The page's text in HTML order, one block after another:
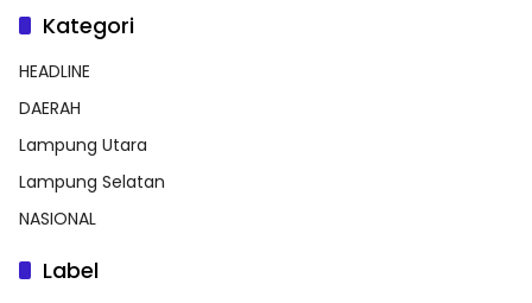
Kategori
HEADLINE
DAERAH
Lampung Utara
Lampung Selatan
NASIONAL
Label